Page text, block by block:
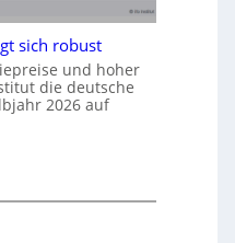
sich robust
und hoher
die deutsche
2026 auf